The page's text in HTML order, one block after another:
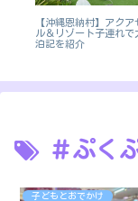
【沖縄恩納村】アク
ル＆リゾート子連れで
泊記を紹介
＃ぷく
子どもとおでかけ